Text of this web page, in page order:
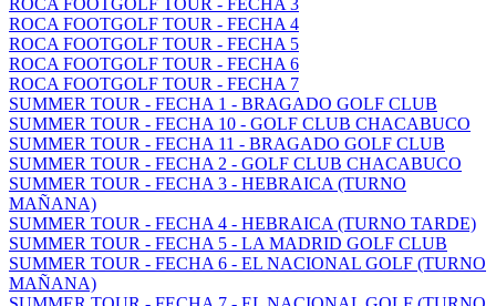
ROCA FOOTGOLF TOUR - FECHA 3
ROCA FOOTGOLF TOUR - FECHA 4
ROCA FOOTGOLF TOUR - FECHA 5
ROCA FOOTGOLF TOUR - FECHA 6
ROCA FOOTGOLF TOUR - FECHA 7
SUMMER TOUR - FECHA 1 - BRAGADO GOLF CLUB
SUMMER TOUR - FECHA 10 - GOLF CLUB CHACABUCO
SUMMER TOUR - FECHA 11 - BRAGADO GOLF CLUB
SUMMER TOUR - FECHA 2 - GOLF CLUB CHACABUCO
SUMMER TOUR - FECHA 3 - HEBRAICA (TURNO
MAÑANA)
SUMMER TOUR - FECHA 4 - HEBRAICA (TURNO TARDE)
SUMMER TOUR - FECHA 5 - LA MADRID GOLF CLUB
SUMMER TOUR - FECHA 6 - EL NACIONAL GOLF (TURNO
MAÑANA)